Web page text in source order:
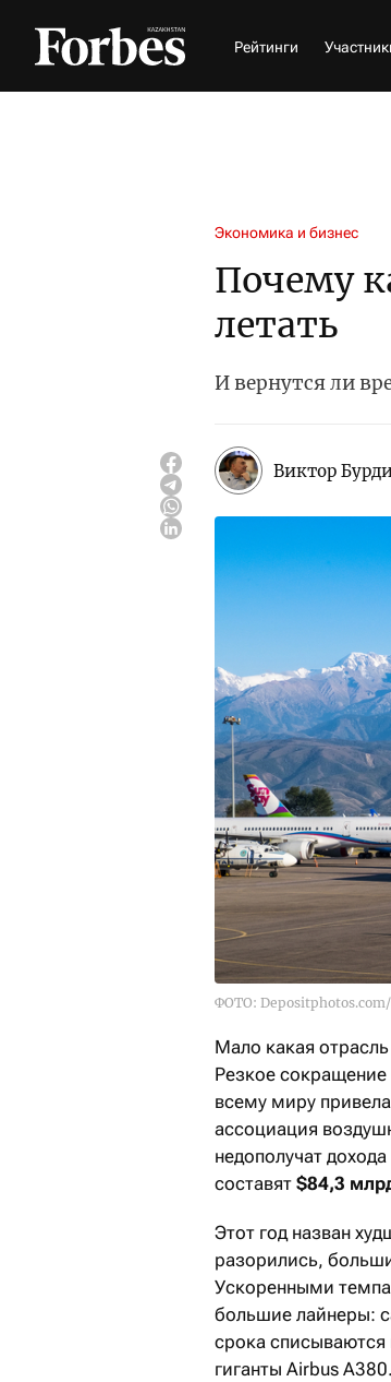
Рейтинги
Экономика и бизнес
Почему
летать
И вернутся ли
Виктор
ФОТО:
Мало какая
Резкое сокращение
всему миру
ассоциация
недополучат
составят $84,3
Этот год назван
разорились,
Ускоренными
большие лайнеры:
срока
гиганты Airbus A380.